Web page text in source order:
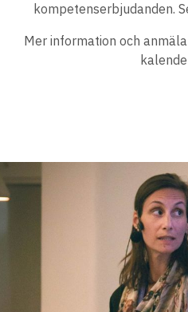
kompetenserbjudanden.
Mer information och